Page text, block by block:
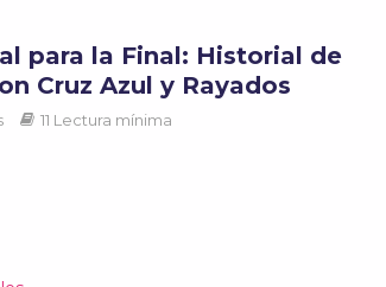
para la Final: Historial de
Cruz Azul y Rayados
11 Lectura mínima